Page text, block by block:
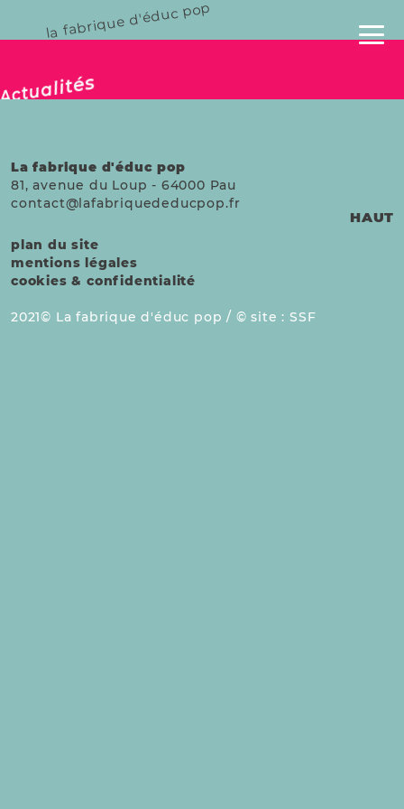
la fabrique d'éduc pop
publié le 24 déc. 2025
La fabrique d'éduc pop
81, avenue du Loup - 64000 Pau
contact@lafabriquededucpop.fr
plan du site
mentions légales
cookies & confidentialité
2021 La fabrique d'éduc pop / site :SSF
HAUT